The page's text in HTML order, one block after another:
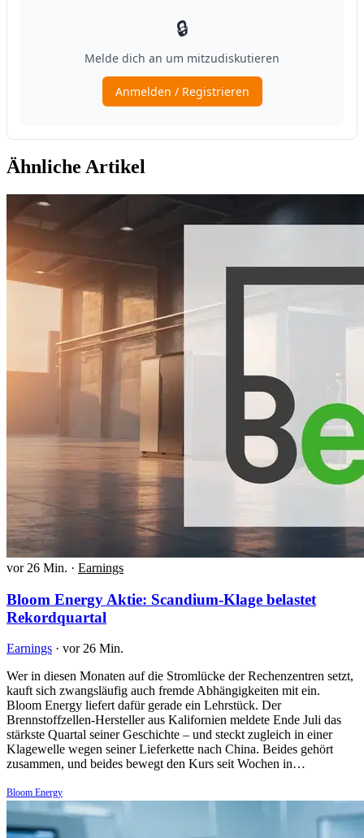
Ähnliche Artikel
vor 26 Min. · Earnings
Bloom Energy Aktie: Scandium-Klage belastet
Rekordquartal
Earnings · vor 26 Min.
Wer in diesen Monaten auf die Stromlücke der Rechenzentren setzt,
kauft sich zwangsläufig auch fremde Abhängigkeiten mit ein.
Bloom Energy liefert dafür gerade ein Lehrstück. Der
Brennstoffzellen-Hersteller aus Kalifornien meldete Ende Juli das
stärkste Quartal seiner Geschichte – und steckt zugleich in einer
Klagewelle wegen seiner Lieferkette nach China. Beides gehört
zusammen, und beides bewegt den Kurs seit Wochen in…
Bloom Energy